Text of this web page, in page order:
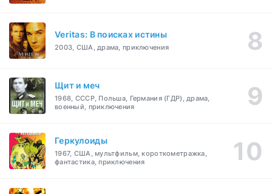
Veritas: В поисках истины
2003, США, драма, приключения
Щит и меч
1968, СССР, Польша, Германия (ГДР), драма,
военный, приключения
Геркулоиды
1967, США, мультфильм, короткометражка,
фантастика, приключения